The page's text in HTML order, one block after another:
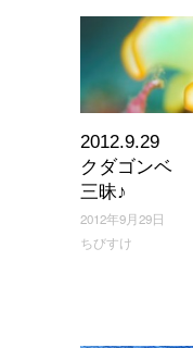
2012.9.29
クダゴンベ
三昧♪
2012年9月29日
ちびすけ